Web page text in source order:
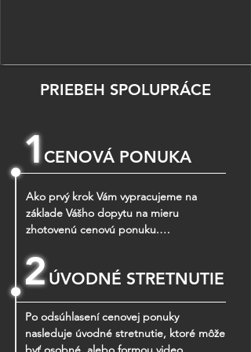
PRIEBEH SPOLUPRÁCE
. ÚVODNÉ STRETNUTIE
2
Po odsúhlasení cenovej ponuky
nasleduje úvodné stretnutie, ktoré môže
. CENOVÁ PONUKA
1
Ako prvý krok Vám vypracujeme na
základe Vášho dopytu na mieru
zhotovenú cenovú ponuku.
riešeného návrhu a služieb, ktoré od nás
budete vyžadovať.
cena počítaná za celok. K cenovej
ponuke Vám zašleme aj odhadovaný
dátum dodania prvých